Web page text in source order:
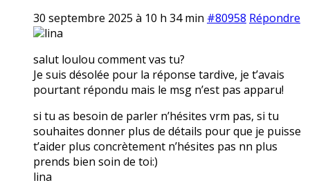
30 septembre 2025 à 10 h 34 min #80958 Répondre
lina
salut loulou comment vas tu?
Je suis désolée pour la réponse tardive, je t’avais
pourtant répondu mais le msg n’est pas apparu!
si tu as besoin de parler n’hésites vrm pas, si tu
souhaites donner plus de détails pour que je puisse
t’aider plus concrètement n’hésites pas nn plus
prends bien soin de toi:)
lina